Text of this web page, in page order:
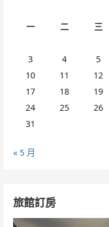
一
二 三
3
4 5
10
11 12
17
18 19
24
25 26
31
« 5 月
旅館訂房